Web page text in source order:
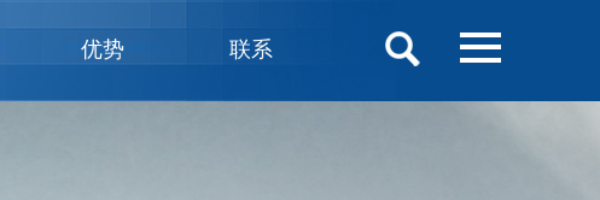
优势 联系